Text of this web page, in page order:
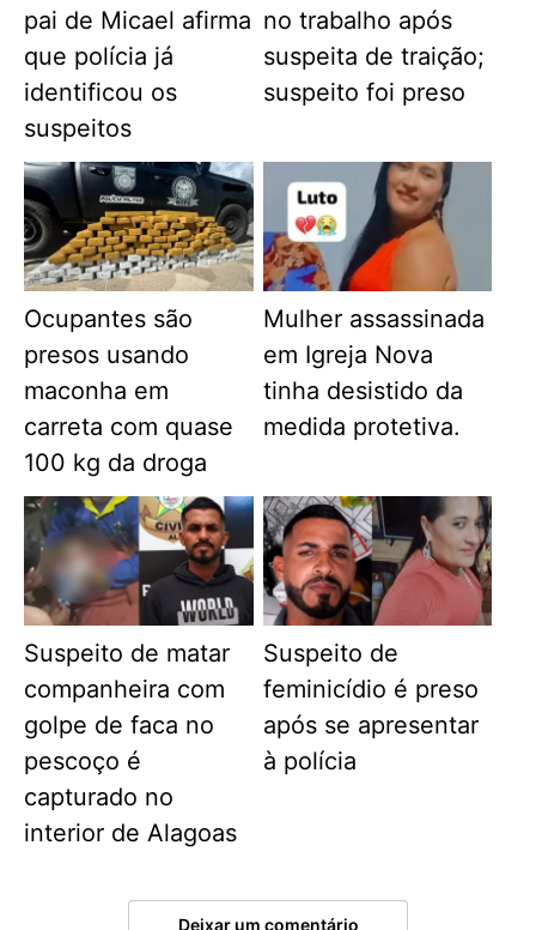
pai de Micael afirma
que polícia já
identificou os
suspeitos
no trabalho após
suspeita de traição;
suspeito foi preso
Ocupantes são
presos usando
maconha em
carreta com quase
100 kg da droga
Mulher assassinada
em Igreja Nova
tinha desistido da
medida protetiva.
Suspeito de matar
companheira com
golpe de faca no
pescoço é
capturado no
interior de Alagoas
Suspeito de
feminicídio é preso
após se apresentar
à polícia
Deixar um comentário